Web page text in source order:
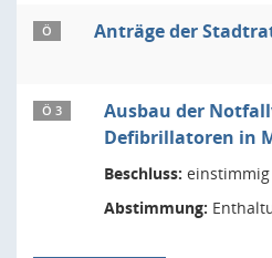
Ö Anträge der
Ö 3
Ausbau der
Defibrillatoren in
Beschluss:
Abstimmung: